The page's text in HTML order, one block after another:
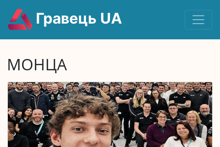
Гравець UA
МОНЦА